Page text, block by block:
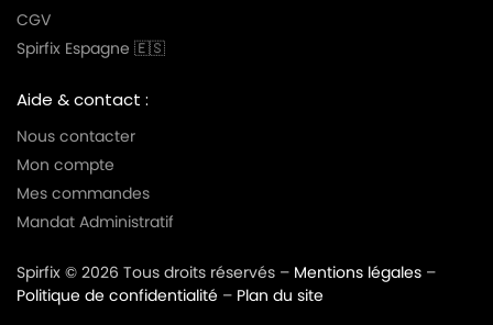
CGV
Spirfix Espagne 🇪🇸
Aide & contact :
Nous contacter
Mon compte
Mes commandes
Mandat Administratif
Spirfix © 2026 Tous droits réservés – Mentions légales –
Politique de confidentialité – Plan du site